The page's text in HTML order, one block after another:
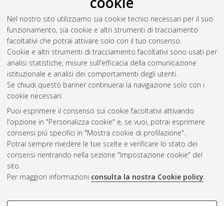
Nel nostro sito utilizziamo sia cookie tecnici necessari per il suo
funzionamento, sia cookie e altri strumenti di tracciamento
facoltativi che potrai attivare solo con il tuo consenso.
Cookie e altri strumenti di tracciamento facoltativi sono usati per
analisi statistiche, misure sull'efficacia della comunicazione
istituzionale e analisi dei comportamenti degli utenti.
Se chiudi questo banner continuerai la navigazione solo con i
cookie necessari.
Puoi esprimere il consenso sui cookie facoltativi attivando
l'opzione in "Personalizza cookie" e, se vuoi, potrai esprimere
consensi più specifici in "Mostra cookie di profilazione".
Potrai sempre rivedere le tue scelte e verificare lo stato dei
consensi rientrando nella sezione "Impostazione cookie" del
sito.
Per maggiori informazioni consulta la nostra Cookie policy.
Abstract
Altri metadati
Gestione del documento:
Atom
Rss 1.0
Rss 2.0
AMS Laurea
Impostazioni Cookie